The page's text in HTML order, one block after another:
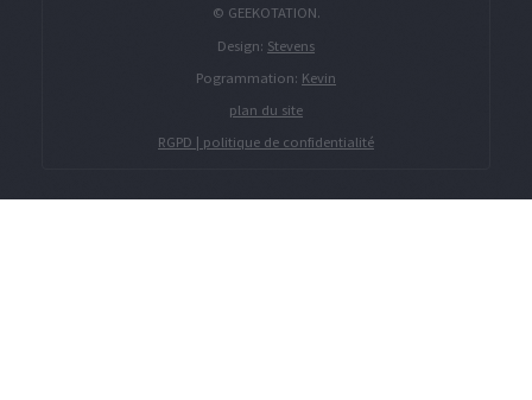
© GEEKOTATION.
Design: Stevens
Pogrammation: Kevin
plan du site
RGPD | politique de confidentialité